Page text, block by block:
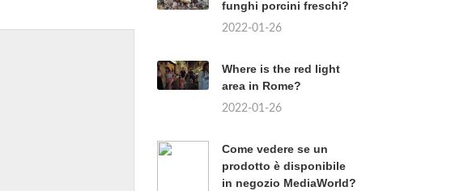
funghi porcini freschi?
2022-01-26
Where is the red light
area in Rome?
2022-01-26
Come vedere se un
prodotto è disponibile
in negozio MediaWorld?